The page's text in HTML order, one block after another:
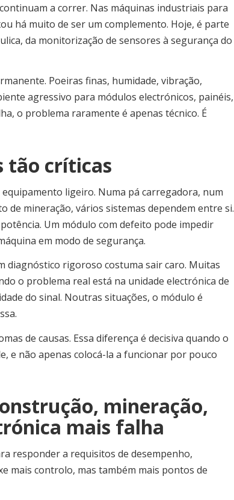
a correr. Nas máquinas industriais para
há muito de ser um complemento. Hoje, é parte
da monitorização de sensores à segurança do
Poeiras finas, humidade, vibração,
agressivo para módulos electrónicos, painéis,
o problema raramente é apenas técnico. É
tão críticas
ligeiro. Numa pá carregadora, num
mineração, vários sistemas dependem entre si.
Um módulo com defeito pode impedir
em modo de segurança.
diagnóstico rigoroso costuma sair caro. Muitas
o problema real está na unidade electrónica de
do sinal. Noutras situações, o módulo é
de causas. Essa diferença é decisiva quando o
e não apenas colocá-la a funcionar por pouco
mineração,
mais falha
responder a requisitos de desempenho,
mais controlo, mas também mais pontos de